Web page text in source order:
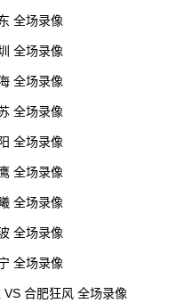
全场录像
全场录像
全场录像
全场录像
全场录像
全场录像
全场录像
全场录像
全场录像
合肥狂风 全场录像